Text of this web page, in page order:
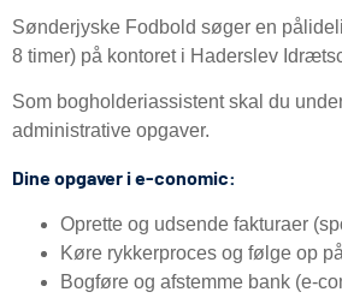
Sønderjyske Fodbold søger en
8 timer) på kontoret i Haderslev
Som bogholderiassistent skal du
administrative opgaver.
Dine opgaver i e-conomic:
Oprette og udsende fakturaer
Køre rykkerproces og følge op
Bogføre og afstemme bank (e-